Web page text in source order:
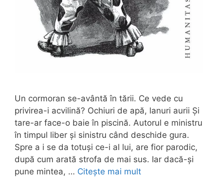
Un cormoran se-avântă în tării. Ce vede cu
privirea-i acvilină? Ochiuri de apă, lanuri aurii Şi
tare-ar face-o baie în piscină. Autorul e ministru
în timpul liber și sinistru când deschide gura.
Spre a i se da totuși ce-i al lui, are fior parodic,
după cum arată strofa de mai sus. Iar dacă-și
pune mintea, … Citește mai mult